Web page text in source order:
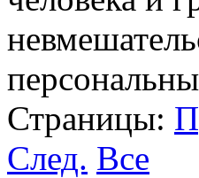
Страницы:
След. Все